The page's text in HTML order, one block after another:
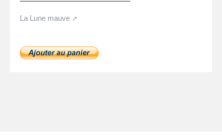
La Lune mauve